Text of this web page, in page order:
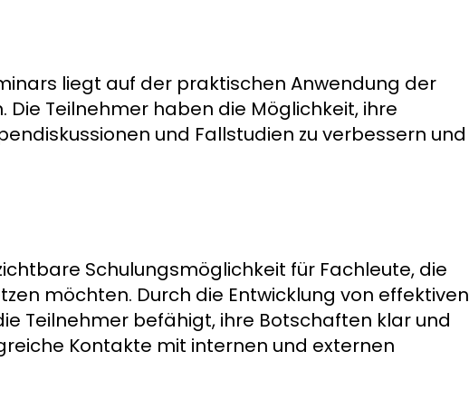
liegt auf der praktischen Anwendung der
Teilnehmer haben die Möglichkeit, ihre
und Fallstudien zu verbessern und
Schulungsmöglichkeit für Fachleute, die
möchten. Durch die Entwicklung von effektiven
Teilnehmer befähigt, ihre Botschaften klar und
Kontakte mit internen und externen